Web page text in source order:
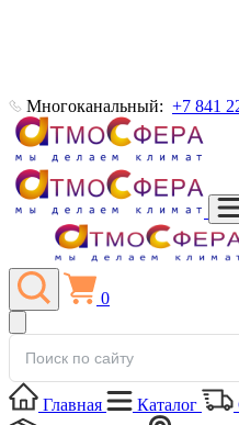
Многоканальный: +7 841
0
Главная Каталог